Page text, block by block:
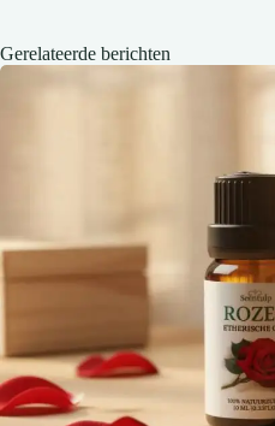
Gerelateerde berichten